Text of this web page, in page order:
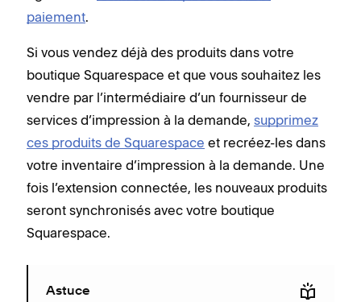
paiement.
Si vous vendez déjà des produits dans votre
boutique Squarespace et que vous souhaitez les
vendre par l’intermédiaire d’un fournisseur de
services d’impression à la demande, supprimez
ces produits de Squarespace et recréez-les dans
votre inventaire d’impression à la demande. Une
fois l’extension connectée, les nouveaux produits
seront synchronisés avec votre boutique
Squarespace.
Astuce